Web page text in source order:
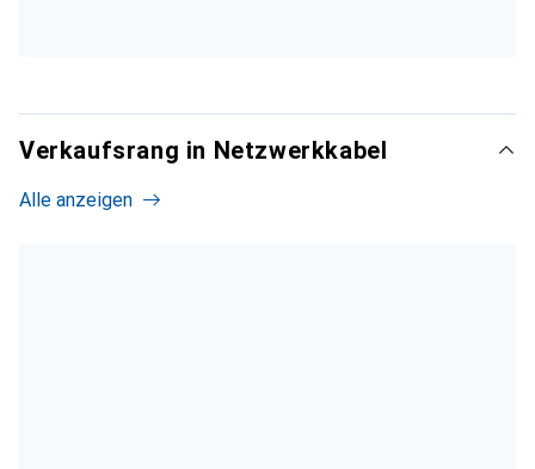
Verkaufsrang in Netzwerkkabel
Alle anzeigen